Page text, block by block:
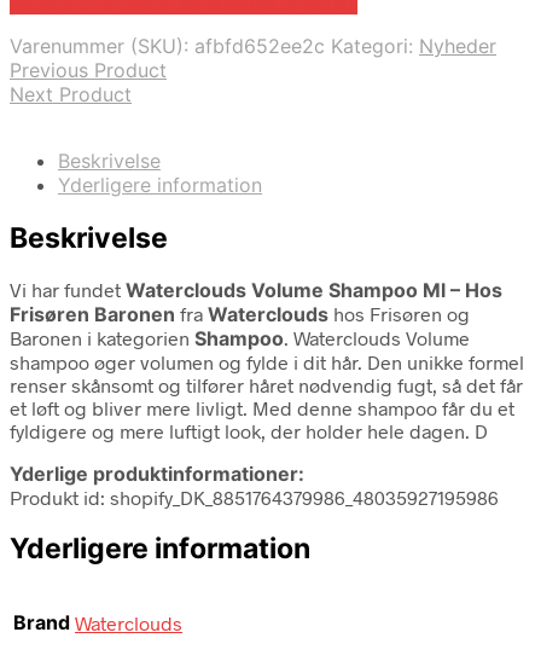
Varenummer (SKU): afbfd652ee2c Kategori: Nyheder
Previous Product
Next Product
Beskrivelse
Yderligere information
Beskrivelse
Vi har fundet Waterclouds Volume Shampoo Ml – Hos
Frisøren Baronen fra Waterclouds hos Frisøren og
Baronen i kategorien Shampoo. Waterclouds Volume
shampoo øger volumen og fylde i dit hår. Den unikke formel
renser skånsomt og tilfører håret nødvendig fugt, så det får
et løft og bliver mere livligt. Med denne shampoo får du et
fyldigere og mere luftigt look, der holder hele dagen. D
Yderlige produktinformationer:
Produkt id: shopify_DK_8851764379986_48035927195986
Yderligere information
Brand Waterclouds